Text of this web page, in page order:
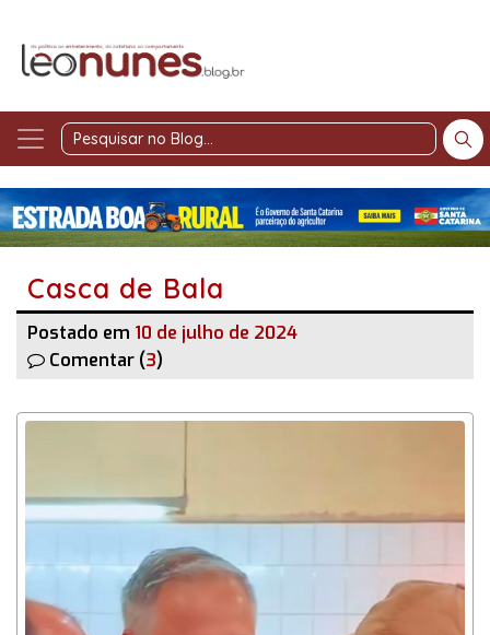
Pesquisar
Blog
Casca de Bala
Postado em 10 de julho de 2024
Comentar (3)